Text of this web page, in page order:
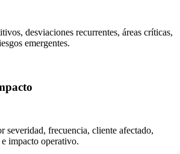
desviaciones recurrentes, áreas críticas,
emergentes.
severidad, frecuencia, cliente afectado,
impacto operativo.